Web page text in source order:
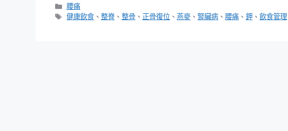
分
類
腰痛
標
健康飲食 、整脊 、整骨 、 正骨復位 、燕麥 、 腎臟病 、 腰痛 、鉀 、飲食管理